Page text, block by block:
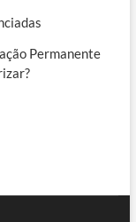
Permanente